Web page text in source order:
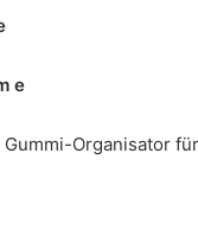
e
Organisator